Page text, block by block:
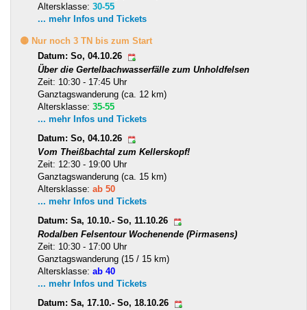
Altersklasse: 30-55
... mehr Infos und Tickets
🟡 Nur noch 3 TN bis zum Start
Datum: So, 04.10.26
Über die Gertelbachwasserfälle zum Unholdfelsen
Zeit: 10:30 - 17:45 Uhr
Ganztagswanderung (ca. 12 km)
Altersklasse: 35-55
... mehr Infos und Tickets
Datum: So, 04.10.26
Vom Theißbachtal zum Kellerskopf!
Zeit: 12:30 - 19:00 Uhr
Ganztagswanderung (ca. 15 km)
Altersklasse: ab 50
... mehr Infos und Tickets
Datum: Sa, 10.10.- So, 11.10.26
Rodalben Felsentour Wochenende (Pirmasens)
Zeit: 10:30 - 17:00 Uhr
Ganztagswanderung (15 / 15 km)
Altersklasse: ab 40
... mehr Infos und Tickets
Datum: Sa, 17.10.- So, 18.10.26